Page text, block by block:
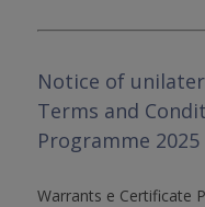
Notice of
Terms and
Programme 2025
Warrants e Certificate